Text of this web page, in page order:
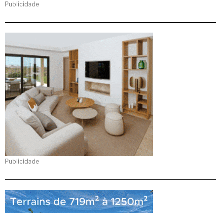
Publicidade
Publicidade